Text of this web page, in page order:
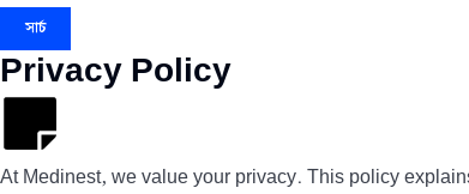
সার্চ
Privacy Policy
At Medinest, we value your privacy. This policy